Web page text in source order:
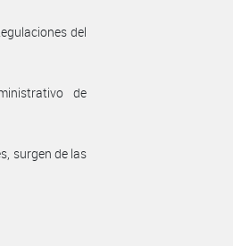
del
de
surgen de las